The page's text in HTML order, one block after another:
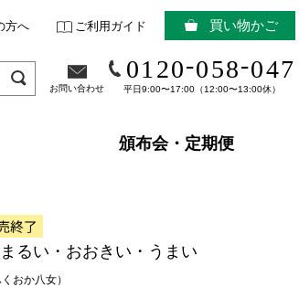
方へ ご利用ガイド 買い物かご
お問い合わせ
0120-058-047
平日9:00〜17:00（12:00〜13:00休）
頒布会・定期便
るい・おおきい・うまい
おか八女）